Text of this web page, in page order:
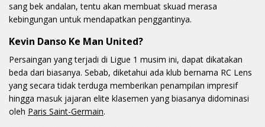
sang bek andalan, tentu akan membuat skuad merasa
kebingungan untuk mendapatkan penggantinya.
Kevin Danso Ke Man United?
Persaingan yang terjadi di Ligue 1 musim ini, dapat dikatakan
beda dari biasanya. Sebab, diketahui ada klub bernama RC Lens
yang secara tidak terduga memberikan penampilan impresif
hingga masuk jajaran elite klasemen yang biasanya didominasi
oleh Paris Saint-Germain.